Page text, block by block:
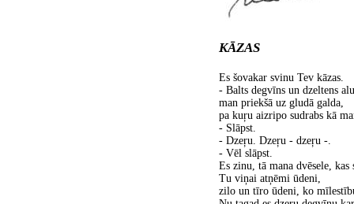
KĀZAS
Es šovakar svinu Tev kāzas.
- Balts degvīns un dzeltens
man priekšā uz gludā galda,
pa kuŗu aizripo sudrabs kā
- Slāpst.
- Dzeŗu. Dzeŗu - dzeŗu -.
- Vēl slāpst.
Es zinu, tā mana dvēsele, kas
Tu viņai atņēmi ūdeni,
zilo un tīro ūdeni, ko